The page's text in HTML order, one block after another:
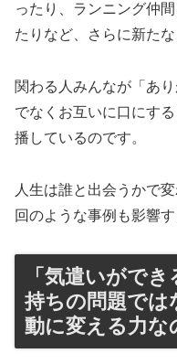
ったり、ランニング仲
たりなど、さらに新た
関わる人みんなが「あ
でなくお互いに口にす
播しているのです。
人生は誰と出会うかで
回のような事例も影響す
「気遣いがで
持ちの問題では
動に変える力な